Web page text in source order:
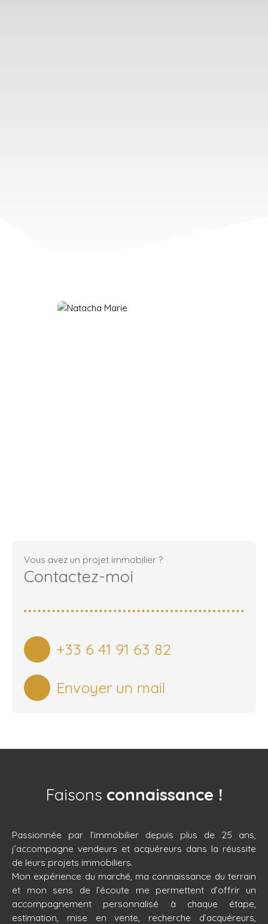
Vous avez un projet immobilier ?
Contactez-moi
+33 6 41 91 63 82
Envoyer un mail
Faisons connaissance !
Passionnée par l’immobilier depuis plus de 25 ans,
j’accompagne vendeurs et acquéreurs dans la réussite
de leurs projets immobiliers.
Mon expérience du marché, ma connaissance du terrain
et mon sens de l’écoute me permettent d’offrir un
accompagnement personnalisé à chaque étape,
estimation, mise en vente, recherche d’acquéreurs,